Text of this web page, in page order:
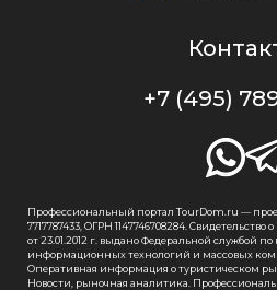
+7 (495)
Профессиональный портал TourDom.ru —
7717787433, ОГРН 1147746708284.
от 23.01.2012 г. выдано Федеральной службой по
информационных технологий и массовых
Оперативная информация о туристическом
Новости, рыночная аналитика.